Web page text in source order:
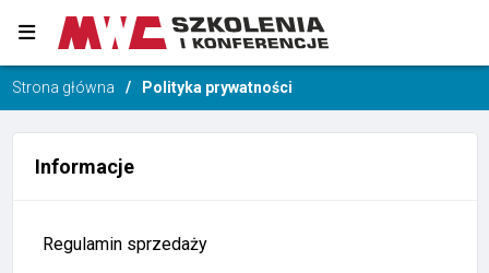
Strona główna Polityka prywatności
Informacje
Regulamin sprzedaży